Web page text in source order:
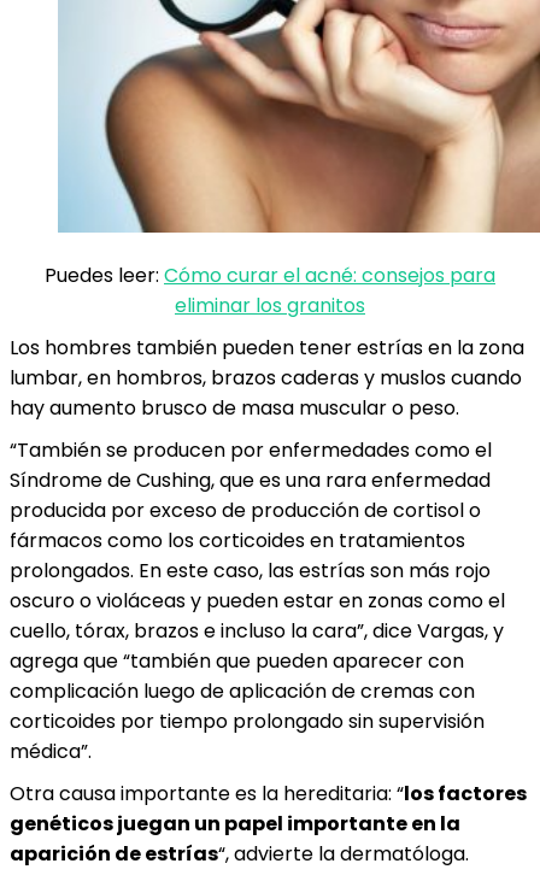
Puedes leer: Cómo curar el acné: consejos para
eliminar los granitos
Los hombres también pueden tener estrías en la zona
lumbar, en hombros, brazos caderas y muslos cuando
hay aumento brusco de masa muscular o peso.
“También se producen por enfermedades como el
Síndrome de Cushing, que es una rara enfermedad
producida por exceso de producción de cortisol o
fármacos como los corticoides en tratamientos
prolongados. En este caso, las estrías son más rojo
oscuro o violáceas y pueden estar en zonas como el
cuello, tórax, brazos e incluso la cara”, dice Vargas, y
agrega que “también que pueden aparecer con
complicación luego de aplicación de cremas con
corticoides por tiempo prolongado sin supervisión
médica”.
Otra causa importante es la hereditaria: “los factores
genéticos juegan un papel importante en la
aparición de estrías“, advierte la dermatóloga.